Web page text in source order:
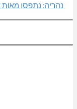
נהריה: נתפסו